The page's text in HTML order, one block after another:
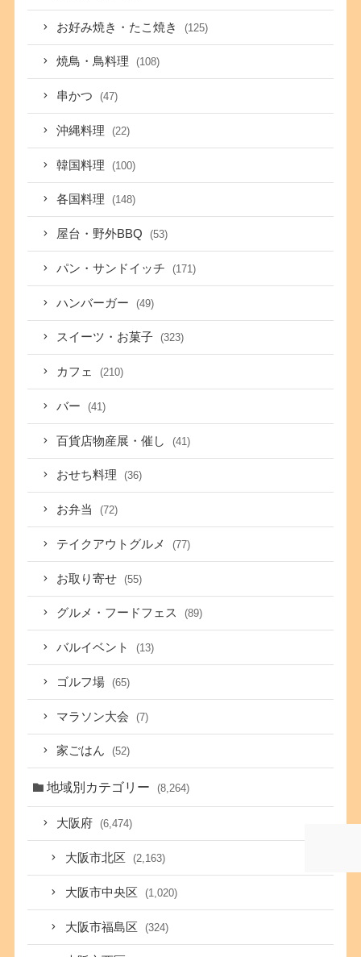
お好み焼き・たこ焼き (125)
焼鳥・鳥料理 (108)
串かつ (47)
沖縄料理 (22)
韓国料理 (100)
各国料理 (148)
屋台・野外BBQ (53)
パン・サンドイッチ (171)
ハンバーガー (49)
スイーツ・お菓子 (323)
カフェ (210)
バー (41)
百貨店物産展・催し (41)
おせち料理 (36)
お弁当 (72)
テイクアウトグルメ (77)
お取り寄せ (55)
グルメ・フードフェス (89)
バルイベント (13)
ゴルフ場 (65)
マラソン大会 (7)
家ごはん (52)
地域別カテゴリー (8,264)
大阪府 (6,474)
大阪市北区 (2,163)
大阪市中央区 (1,020)
大阪市福島区 (324)